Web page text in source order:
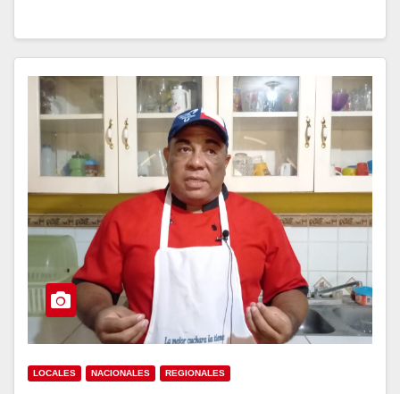
LOCALES NACIONALES REGIONALES